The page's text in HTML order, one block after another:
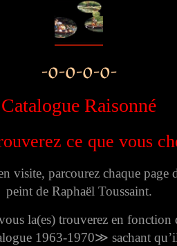
-o-o-o-o-
Catalogue Raisonné
ce que vous
visite, parcourez chaque
peint de Raphaël Toussaint.
la(es) trouverez en fonction
1963-1970≫ sachant